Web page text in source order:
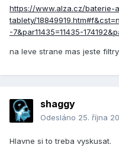
30. Tak se mi to nějak
nabíjení 5 V? Nemusí
https://www.alza.cz/baterie-
tablety/
-7&par11435=11435-
na leve strane mas jeste
shaggy
Odesláno 25. října
Hlavne si to treba vyskusat.